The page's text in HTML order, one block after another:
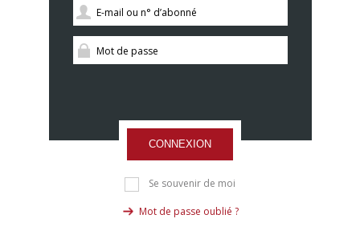
CONNEXION
Se souvenir de moi
Mot de passe oublié ?